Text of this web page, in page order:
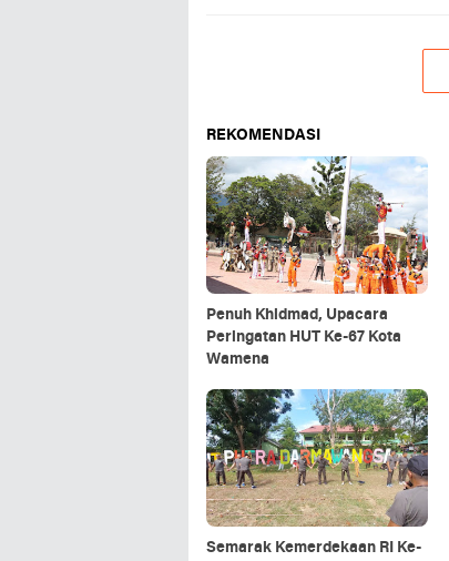
REKOMENDASI
Penuh Khidmad, Upacara
Peringatan HUT Ke-67 Kota
Wamena
Semarak Kemerdekaan RI Ke-